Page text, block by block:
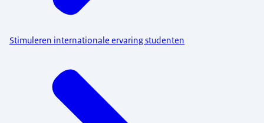
Stimuleren internationale ervaring studenten